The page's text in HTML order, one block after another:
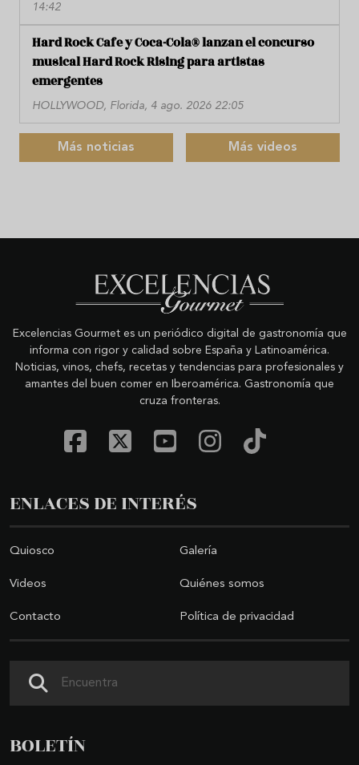
14:42
Hard Rock Cafe y Coca-Cola® lanzan el concurso
musical Hard Rock Rising para artistas
emergentes
HOLLYWOOD, Florida, 4 ago. 2026 22:05
Más noticias Más videos
Excelencias Gourmet es un periódico digital de gastronomía que
informa con rigor y calidad sobre España y Latinoamérica.
Noticias, vinos, chefs, recetas y tendencias para profesionales y
amantes del buen comer en Iberoamérica. Gastronomía que
cruza fronteras.
ENLACES DE INTERÉS
Quiosco Galería
Videos Quiénes somos
Contacto Política de privacidad
BOLETÍN